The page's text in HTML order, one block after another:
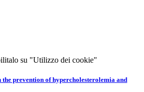
su "Utilizzo dei cookie"
prevention of hypercholesterolemia and